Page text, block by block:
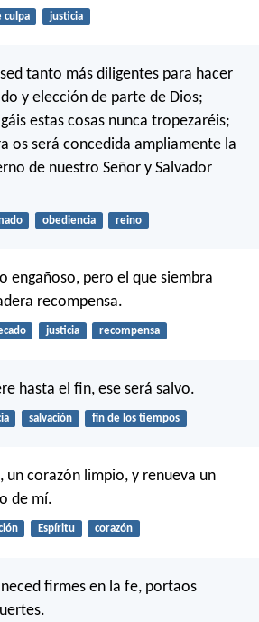
culpa justicia
tanto más diligentes para hacer
y elección de parte de Dios;
estas cosas nunca tropezaréis;
os será concedida ampliamente la
de nuestro Señor y Salvador
obediencia reino
engañoso, pero el que siembra
recompensa.
justicia recompensa
hasta el fin, ese será salvo.
salvación fin de los tiempos
un corazón limpio, y renueva un
de mí.
Espíritu corazón
firmes en la fe, portaos